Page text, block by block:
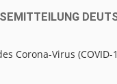
Corona-Virus